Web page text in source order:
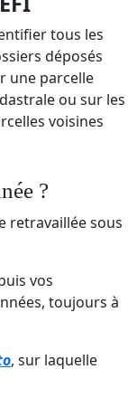
tous les
déposés
une parcelle
ou sur les
voisines
?
retravaillée sous
vos
toujours à
, sur laquelle